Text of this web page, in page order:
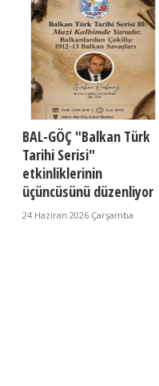
BAL-GÖÇ "Balkan Türk
Tarihi Serisi"
etkinliklerinin
üçüncüsünü düzenliyor
24 Haziran 2026 Çarşamba